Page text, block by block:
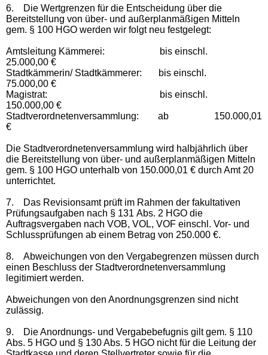
6.
Die Wertgrenzen für die Entscheidung über die
Bereitstellung von über- und außerplanmäßigen Mitteln
gem. § 100 HGO werden wir folgt neu festgelegt:
Amtsleitung Kämmerei: bis einschl.
25.000,00 €
Stadtkämmerin/ Stadtkämmerer: bis einschl.
75.000,00 €
Magistrat: bis einschl.
150.000,00 €
Stadtverordnetenversammlung: ab 150.000,01
€
Die Stadtverordnetenversammlung wird halbjährlich über
die Bereitstellung von über- und außerplanmäßigen Mitteln
gem. § 100 HGO unterhalb von 150.000,01 € durch Amt 20
unterrichtet.
7.
Das Revisionsamt prüft im Rahmen der fakultativen
Prüfungsaufgaben nach § 131 Abs. 2 HGO die
Auftragsvergaben nach VOB, VOL, VOF einschl. Vor- und
Schlussprüfungen ab einem Betrag von 250.000 €.
8.
Abweichungen von den Vergabegrenzen müssen durch
einen Beschluss der Stadtverordnetenversammlung
legitimiert werden.
Abweichungen von den Anordnungsgrenzen sind nicht
zulässig.
9.
Die Anordnungs- und Vergabebefugnis gilt gem. § 110
Abs. 5 HGO und § 130 Abs. 5 HGO nicht für die Leitung der